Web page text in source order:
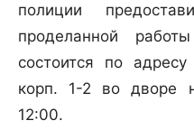
полиции
проделанной
состоится по
корп. 1-2 во дворе
12:00.